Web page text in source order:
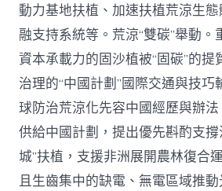
動力基地扶植、加速扶植荒涼生
融支持系統等。荒涼“雙碳”舉動
資本承載力的固沙植被“固碳”的提
治理的“中國計劃”國際交通與技
球防治荒涼化先容中國經歷與辦法
供給中國計劃，提出優先斟酌支
城”扶植，支援非洲展開農林復合
且生齒集中的缺電、無電區域推動